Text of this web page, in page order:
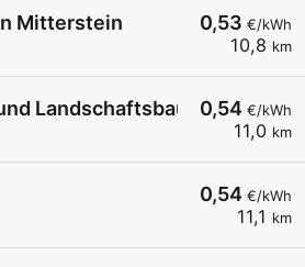
0,53 €/kWh
10,8 km
Mitterstein
0,54 €/kWh
11,0 km
Landschaftsbau GmbH
0,54 €/kWh
11,1 km